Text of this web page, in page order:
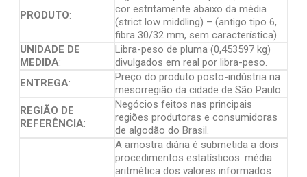
PRODUTO:
cor estritamente abaixo da média
(strict low middling) – (antigo tipo 6,
fibra 30/32 mm, sem característica).
UNIDADE DE
MEDIDA:
Libra-peso de pluma (0,453597 kg)
divulgados em real por libra-peso.
ENTREGA:
Preço do produto posto-indústria na
mesorregião da cidade de São Paulo.
REGIÃO DE
REFERÊNCIA:
Negócios feitos nas principais
regiões produtoras e consumidoras
de algodão do Brasil.
A amostra diária é submetida a dois
procedimentos estatísticos: média
aritmética dos valores informados